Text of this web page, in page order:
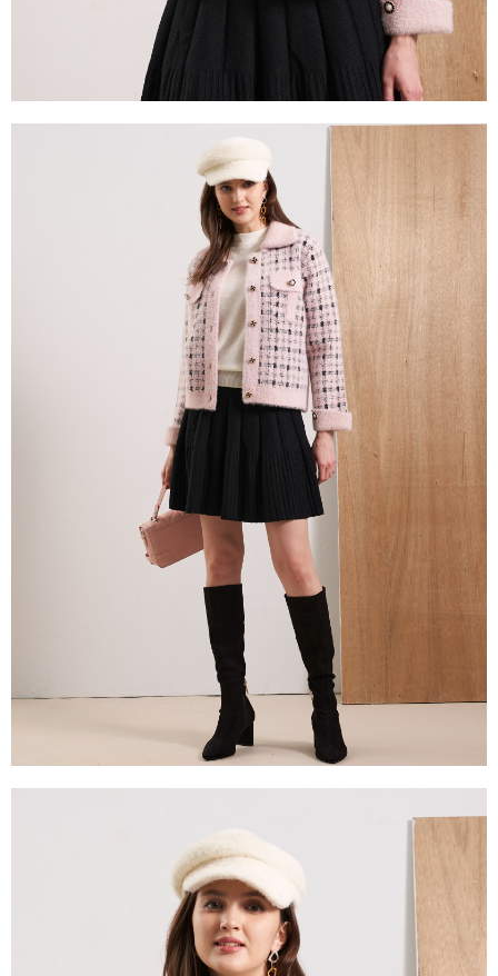
４．使用「AFTEE先享後付」時，將依據個別帳號之用戶狀況，依本公司即
時審查核予不同之上限額度；若仍有額度不足之情形，本公司將視審查結果
請求用戶進行身份認證。
５．嚴禁一人註冊多個帳號或使用他人資訊註冊。若發現惡意使用之情形，